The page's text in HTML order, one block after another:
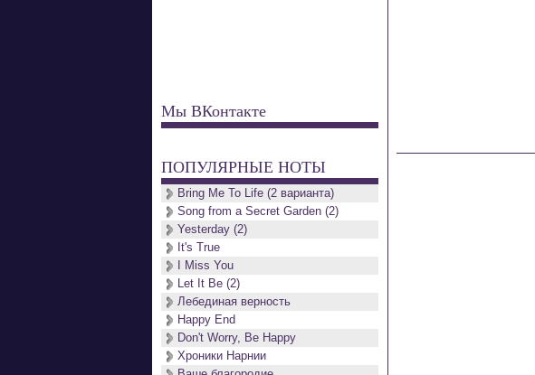
Мы ВКонтакте
ПОПУЛЯРНЫЕ НОТЫ
Bring Me To Life (2 варианта)
Song from a Secret Garden (2)
Yesterday (2)
It's True
I Miss You
Let It Be (2)
Лебединая верность
Happy End
Don't Worry, Be Happy
Хроники Нарнии